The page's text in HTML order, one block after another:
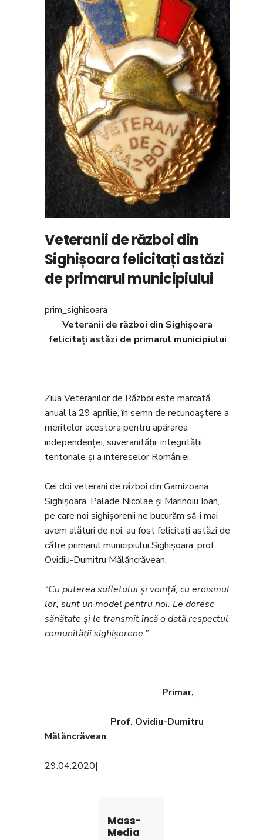
Veteranii de război din
Sighișoara felicitați astăzi
de primarul municipiului
prim_sighisoara
Veteranii de război din Sighișoara
felicitați astăzi de primarul municipiului
Ziua Veteranilor de Război este marcată
anual la 29 aprilie, în semn de recunoaștere a
meritelor acestora pentru apărarea
independenței, suveranității, integrității
teritoriale și a intereselor României.
Cei doi veterani de război din Garnizoana
Sighișoara, Palade Nicolae și Marinoiu Ioan,
pe care noi sighișorenii ne bucurăm să-i mai
avem alături de noi, au fost felicitați astăzi de
către primarul municipiului Sighișoara, prof.
Ovidiu-Dumitru Mălăncrăvean.
“Cu puterea sufletului și voință, cu eroismul
lor, sunt un model pentru noi. Le doresc
sănătate și le transmit încă o dată respectul
comunității sighișorene.”
Primar,
Prof. Ovidiu-Dumitru
Mălăncrăvean
29.04.2020|
Mass-
Media